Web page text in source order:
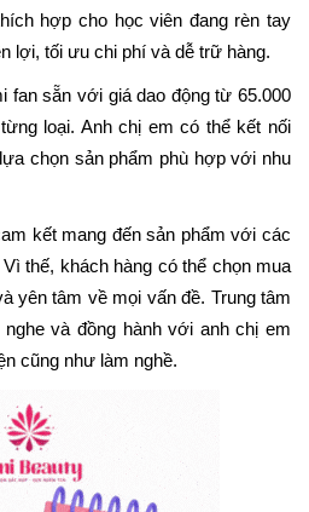
hợp cho học viên đang rèn tay
lợi, tối ưu chi phí và dễ trữ hàng.
fan sẵn với giá dao động từ 65.000
loại. Anh chị em có thể kết nối
chọn sản phẩm phù hợp với nhu
kết mang đến sản phẩm với các
thế, khách hàng có thể chọn mua
yên tâm về mọi vấn đề. Trung tâm
và đồng hành với anh chị em
cũng như làm nghề.